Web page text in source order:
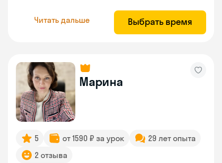
Читать дальше Выбрать время
Марина
5 от 1590 ₽ за урок
29 лет опыта
2 отзыва